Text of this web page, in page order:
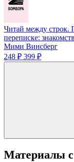
Читай между строк.
переписке:
Мими Винсберг
248 ₽ 399 ₽
Материалы